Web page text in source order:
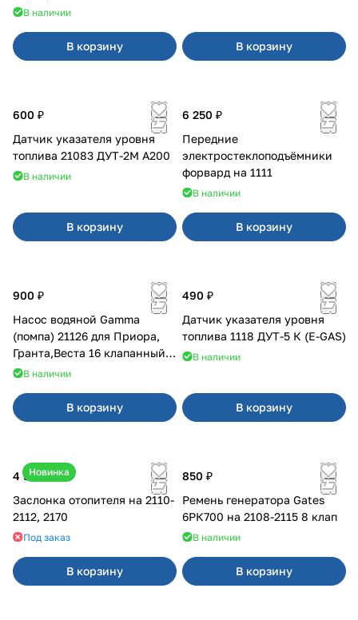
В наличии
В корзину В корзину
600 ₽
Датчик указателя уровня
топлива 21083 ДУТ-2М А200
В наличии
В корзину
6 250 ₽
Передние
электростеклоподъёмники
форвард на 1111
В наличии
В корзину
900 ₽
Насос водяной Gamma
(помпа) 21126 для Приора,
Гранта,Веста 16 клапанный
двигатель.
В наличии
В корзину
490 ₽
Датчик указателя уровня
топлива 1118 ДУТ-5 К (E-GAS)
В наличии
В корзину
Новинка
4 500 ₽
Заслонка отопителя на 2110-
2112, 2170
Под заказ
В корзину
850 ₽
Ремень генератора Gates
6РК700 на 2108-2115 8 клап
В наличии
В корзину